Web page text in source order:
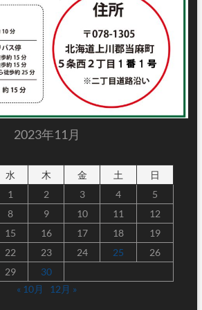
2023年11月
水 木 金 土
日
1
2 3 4
5
8 9 10 11
12
15 16 17 18
19
22 23 24 25
26
29
30
« 10月
12月 »